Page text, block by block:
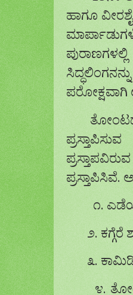
ಹಾಗೂ
ಪರೋಕ್ಷವಾಗಿ
ತೋಂಟದ
೧.
೨. ಕಗ್ಗೆರೆ
೩.